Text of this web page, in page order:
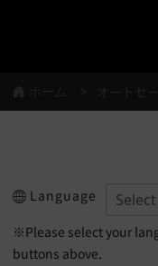
Language
※Please select your
buttons above.